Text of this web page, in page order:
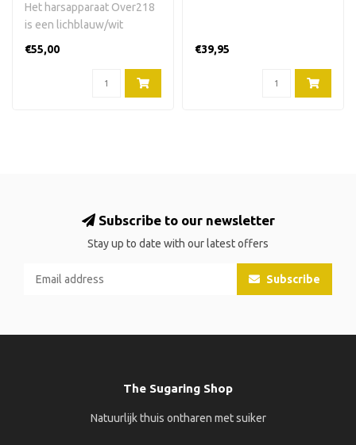
Het harsapparaat Over218
is een lichblauw/wit
harspatro..
€55,00 €39,95
Subscribe to our newsletter
Stay up to date with our latest offers
Subscribe
The Sugaring Shop
Natuurlijk thuis ontharen met suiker